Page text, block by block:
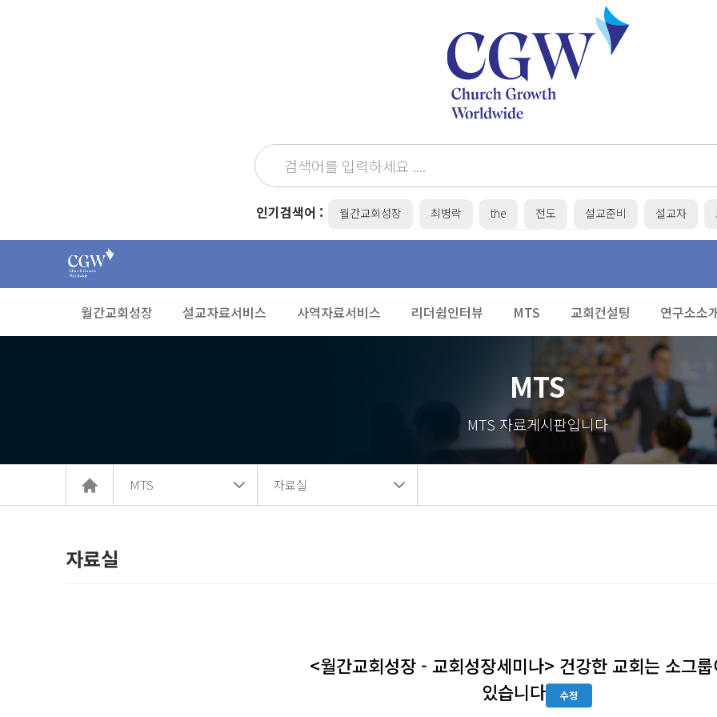
인기검색어 : 월간교회성장 최병락 the 전도 설교준비 설교자
목회준비
성탄
월간교회성장 설교자료서비스 사역자료서비스 리더쉽인터뷰 MTS 교회컨설팅 연구소소
MTS
MTS 자료게시판입니다
홈
로
MTS 자료실
자료실
<월간교회성장 - 교회성장세미나> 건강한 교회는 소그
있습니다
수정